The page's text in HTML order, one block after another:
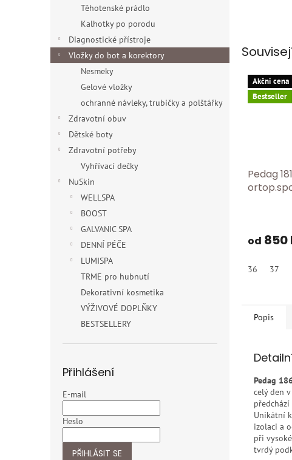
Těhotenské prádlo
Kalhotky po porodu
Diagnostické přístroje
Vložky do bot a korektory
Nesmeky
Gelové vložky
ochranné návleky, trubičky a polštářky
Zdravotní obuv
Dětské boty
Zdravotní potřeby
Vyhřívací dečky
NuSkin
WELLSPA
BOOST
GALVANIC SPA
DENNÍ PÉČE
LUMISPA
TRME pro hubnutí
Dekorativní kosmetika
VÝŽIVOVÉ DOPLŇKY
BESTSELLERY
Přihlášení
E-mail
Heslo
PŘIHLÁSIT SE
Akčni cena
Bestseller
Pedag
od 850
36 37
Popis
Pedag
celý den
Unikátní
izolaci a
při
tvrdý